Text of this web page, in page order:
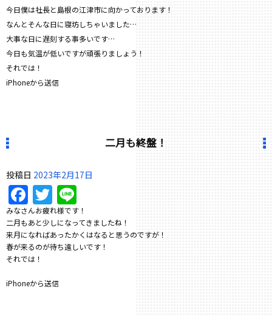
今日僕は社長と島根の江津市に向かっております！
なんとそんな日に寝坊しちゃいました…
大事な日に遅刻する事多いです…
今日も気温が低いですが頑張りましょう！
それでは！
iPhoneから送信
二月も終盤！
投稿日 2023年2月17日
Facebook
Twitter
みなさんお疲れ様です！
二月もあと少しになってきましたね！
来月になればあったかくはなると思うのですが！
春が来るのが待ち遠しいです！
それでは！
iPhoneから送信